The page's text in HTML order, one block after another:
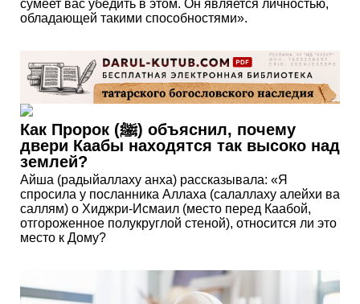
сумеет вас убедить в этом. Он является личностью,
обладающей такими способностями».
Как Пророк (ﷺ) объяснил, почему
двери Каабы находятся так высоко над
землей?
Айша (радыйаллаху анха) рассказывала: «Я
спросила у посланника Аллаха (салаллаху алейхи ва
саллям) о Хиджри-Исмаил (место перед Каабой,
отгороженное полукруглой стеной), относится ли это
место к Дому?